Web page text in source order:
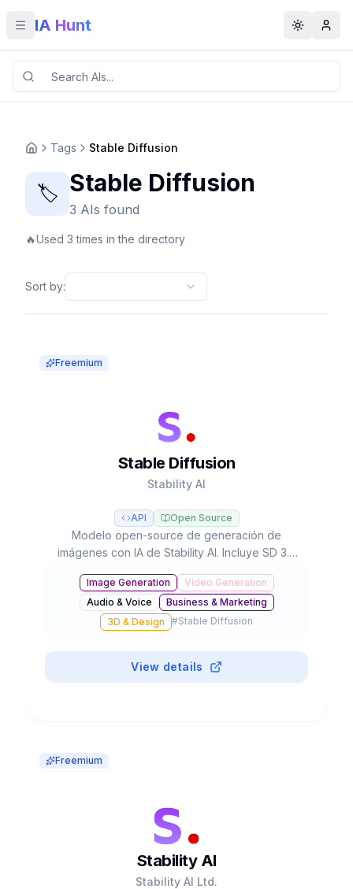
Toggle menu
IA Hunt Toggle
Tags Stable Diffusion
🏷️ Stable Diffusion
3 AIs found
🔥Used 3 times in the directory
Sort by:
Freemium
Stable Diffusion
Stability AI
API Open Source
Modelo open-source de generación de
imágenes con IA de Stability AI. Incluye SD 3.5
hardware de consumo, con más de 10,000
modelos fine-tuned y licencia gratuita para uso
comercial.
Image Generation
Video Generation
Audio & Voice
Business & Marketing
3D & Design
#Stable Diffusion
View details
Freemium
Stability AI
Stability AI Ltd.